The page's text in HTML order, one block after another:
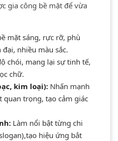
gia công bề mặt để vừa
mặt sáng, rực rỡ, phù
nhiều màu sắc.
chói, mang lại sự tinh tế,
chữ.
kim loại): Nhấn mạnh
quan trọng, tạo cảm giác
Làm nổi bật từng chi
hiệu ứng bắt